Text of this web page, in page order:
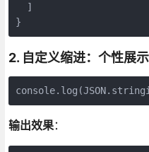
  ]
}
2. 自定义缩进：个性展示
输出效果：